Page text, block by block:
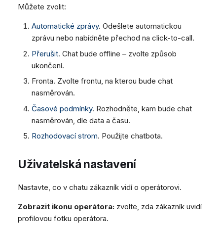
Můžete zvolit:
Automatické zprávy. Odešlete automatickou
zprávu nebo nabídněte přechod na click-to-call.
Přerušit. Chat bude offline – zvolte způsob
ukončení.
Fronta. Zvolte frontu, na kterou bude chat
nasměrován.
Časové podmínky. Rozhodněte, kam bude chat
nasměrován, dle data a času.
Rozhodovací strom. Použijte chatbota.
Uživatelská nastavení
Nastavte, co v chatu zákazník vidí o operátorovi.
Zobrazit ikonu operátora: zvolte, zda zákazník uvidí
profilovou fotku operátora.